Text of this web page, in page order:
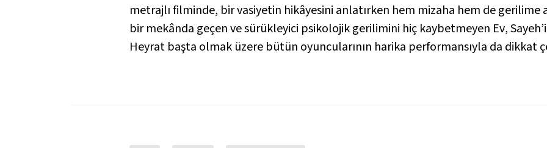
metrajlı filminde, bir vasiyetin hikâyesini anlatırken hem mizaha hem de gerilime
bir mekânda geçen ve sürükleyici psikolojik gerilimini hiç kaybetmeyen Ev,
Heyrat başta olmak üzere bütün oyuncularının harika performansıyla da dikkat